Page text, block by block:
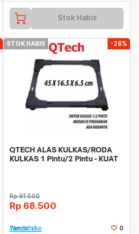
Stok Habis
STOK HABIS -26%
QTECH ALAS KULKAS/RODA
KULKAS 1 Pintu/2 Pintu - KUAT
Rp91.500
Rp 68.500
Tambah ke Watchlist 0